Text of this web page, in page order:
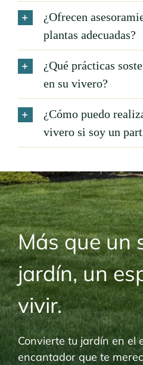
¿Ofrecen
plantas adecuadas?
¿Qué prácticas
en su vivero?
¿Cómo puedo
vivero si soy un
Más que un
jardín, un
vivir.
Convierte tu jardín en el
encantador que te